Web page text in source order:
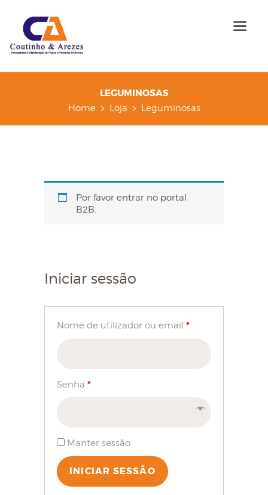
LEGUMINOSAS
Home Loja Leguminosas
Por favor entrar no portal
B2B.
Iniciar sessão
Nome de utilizador ou email *
Senha *
Manter sessão
INICIAR SESSÃO